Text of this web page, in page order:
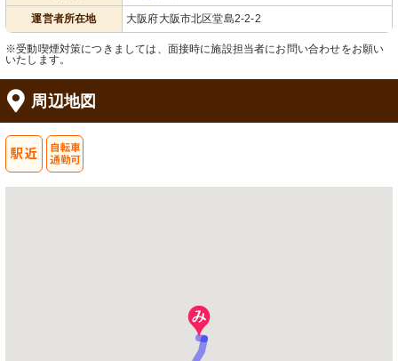
運営者所在地 大阪府大阪市北区堂島2-2-2
※受動喫煙対策につきましては、面接時に施設担当者にお問い合わせをお願い
いたします。
周辺地図